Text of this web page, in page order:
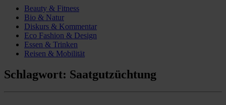
Beauty & Fitness
Bio & Natur
Diskurs & Kommentar
Eco Fashion & Design
Essen & Trinken
Reisen & Mobilität
Schlagwort: Saatgutzüchtung